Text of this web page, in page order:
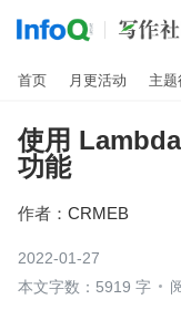
首页 月更活动 主题
使用
功能
作者： CRMEB
2022-01-27
本文字数：5919 字